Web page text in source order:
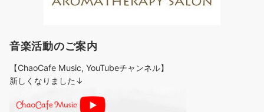
音楽活動のご案内
【ChaoCafe Music, YouTubeチャンネル】
新しくなりました↓